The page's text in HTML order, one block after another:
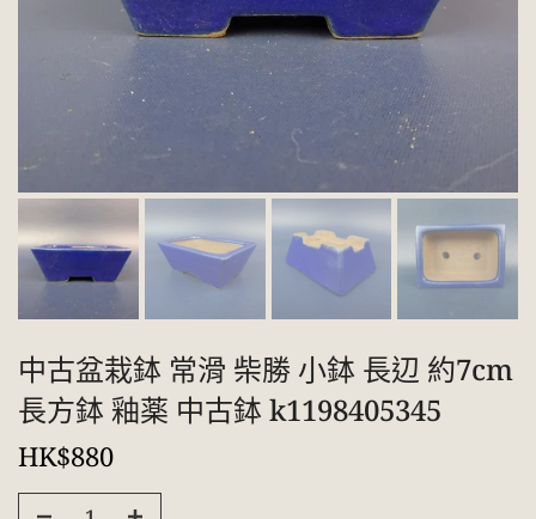
中古盆栽鉢 常滑 柴勝 小鉢 長辺 約7cm
長方鉢 釉薬 中古鉢 k1198405345
HK$880